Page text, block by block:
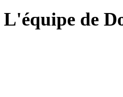
L'équipe de